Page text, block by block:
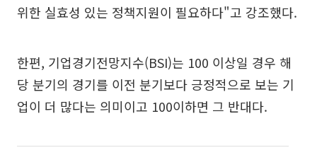
위한 실효성 있는 정책지원이 필요하다"고 강조했다.
한편, 기업경기전망지수(BSI)는 100 이상일 경우 해
당 분기의 경기를 이전 분기보다 긍정적으로 보는 기
업이 더 많다는 의미이고 100이하면 그 반대다.